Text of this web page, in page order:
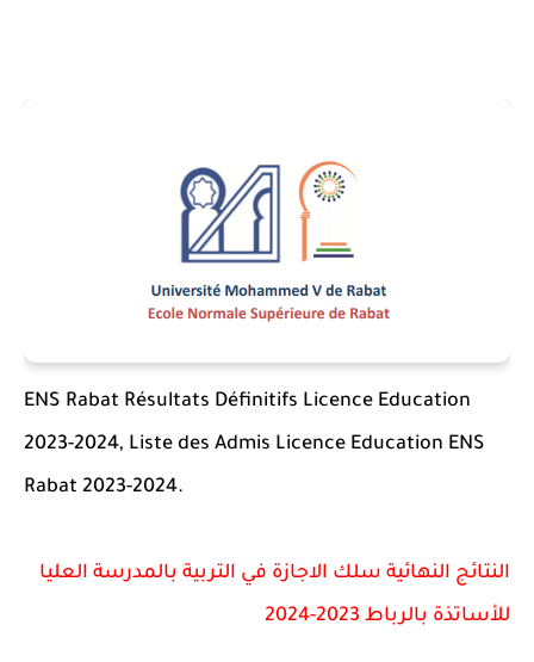
ENS Rabat Résultats Définitifs Licence Education
2023-2024, Liste des Admis Licence Education ENS
Rabat 2023-2024.
النتائج النهائية سلك الاجازة في التربية بالمدرسة العليا
للأساتذة بالرباط 2023-2024